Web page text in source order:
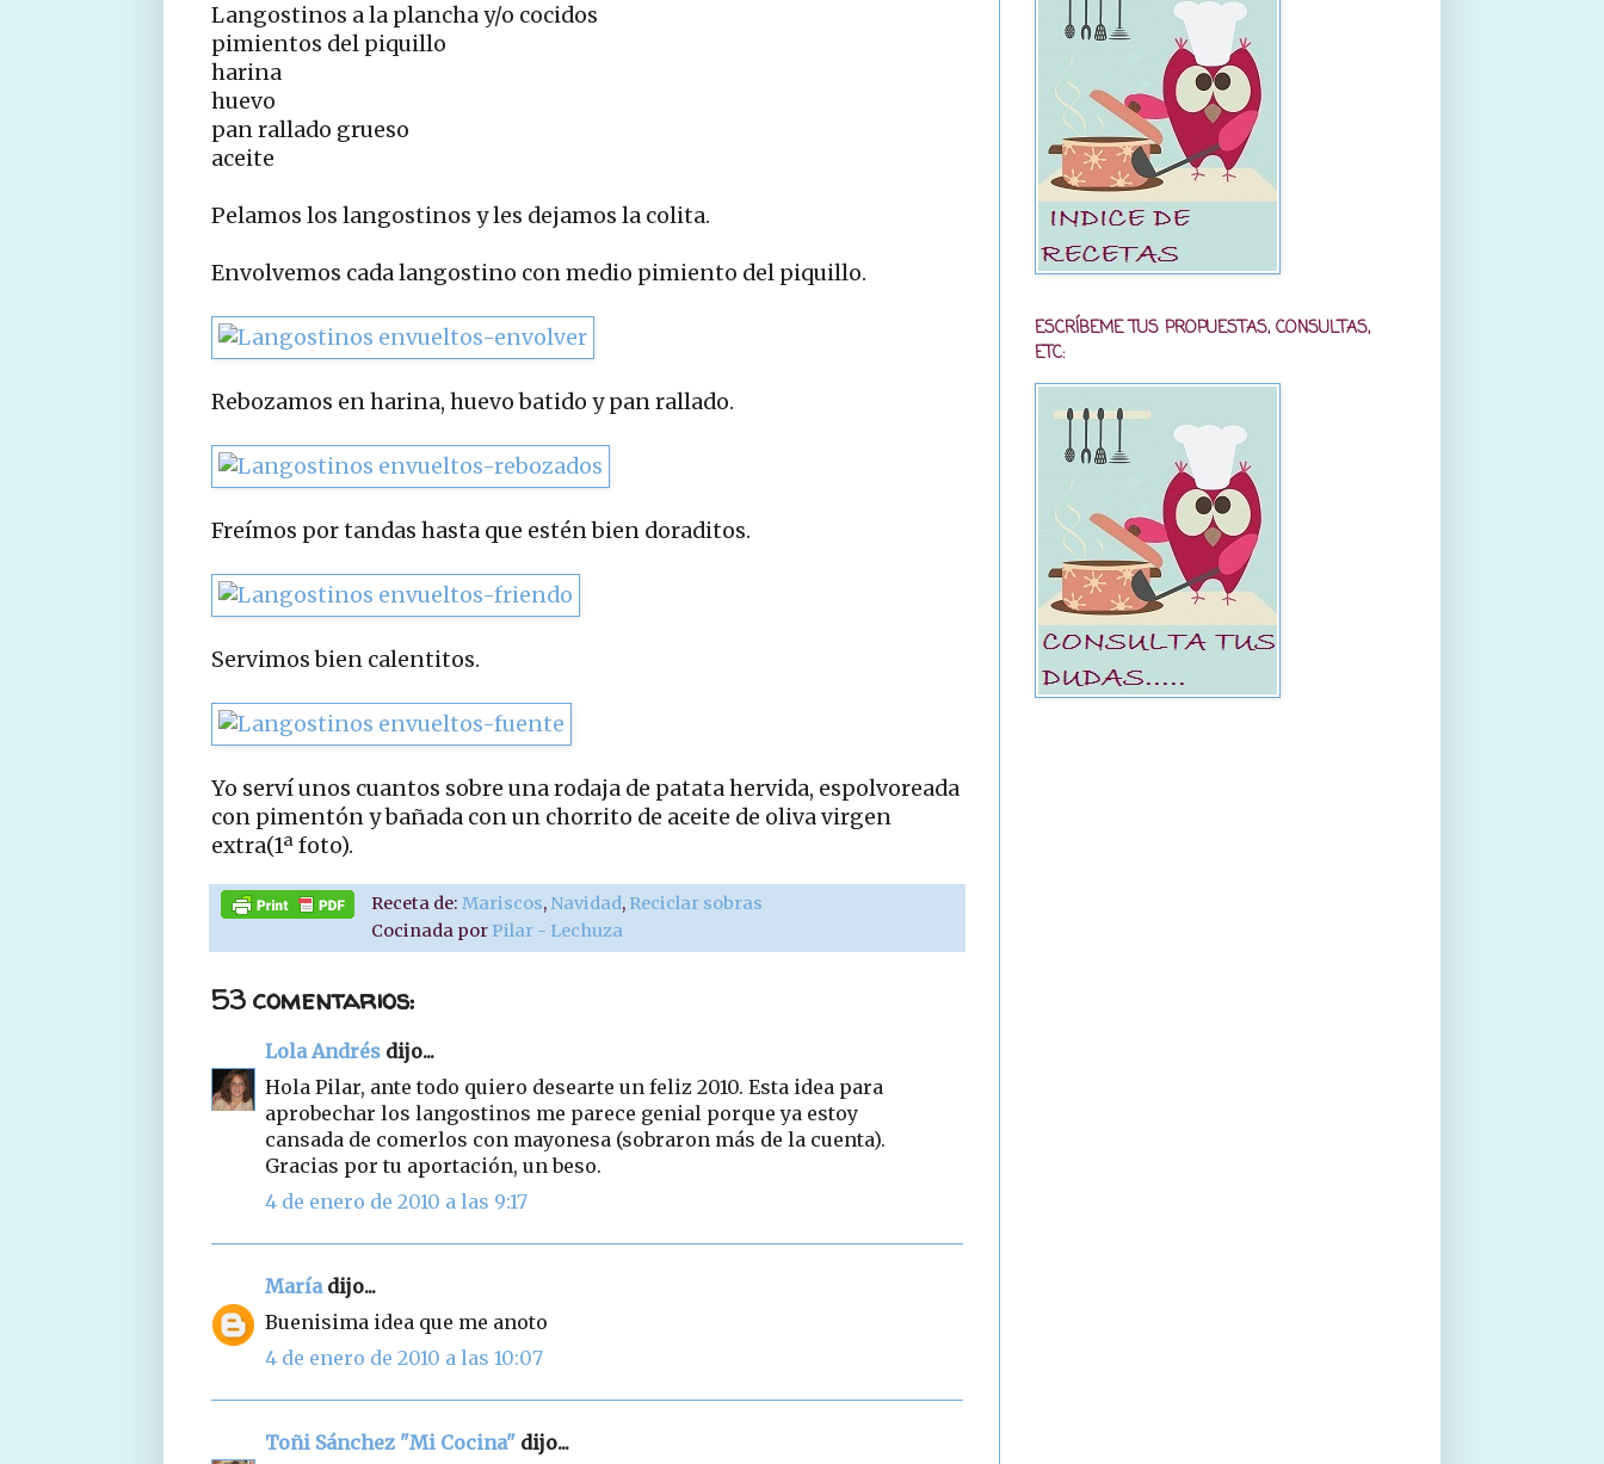
Langostinos a la plancha y/o cocidos
pimientos del piquillo
harina
huevo
pan rallado grueso
aceite
Pelamos los langostinos y les dejamos la colita.
Envolvemos cada langostino con medio pimiento del piquillo.
Rebozamos en harina, huevo batido y pan rallado.
Freímos por tandas hasta que estén bien doraditos.
Servimos bien calentitos.
Yo serví unos cuantos sobre una rodaja de patata hervida, espolvoreada
con pimentón y bañada con un chorrito de aceite de oliva virgen
extra(1ª foto).
Receta de:Mariscos, Navidad, Reciclar sobras
Cocinada por Pilar - Lechuza
53 comentarios:
Lola Andrés dijo...
Hola Pilar, ante todo quiero desearte un feliz 2010. Esta idea para
aprobechar los langostinos me parece genial porque ya estoy
cansada de comerlos con mayonesa (sobraron más de la cuenta).
Gracias por tu aportación, un beso.
4 de enero de 2010 a las 9:17
Maríadijo...
Buenisima idea que me anoto
4 de enero de 2010 a las 10:07
Toñi Sánchez "Mi Cocina" dijo...
ESCRÍBEME TUS PROPUESTAS, CONSULTAS,
ETC: